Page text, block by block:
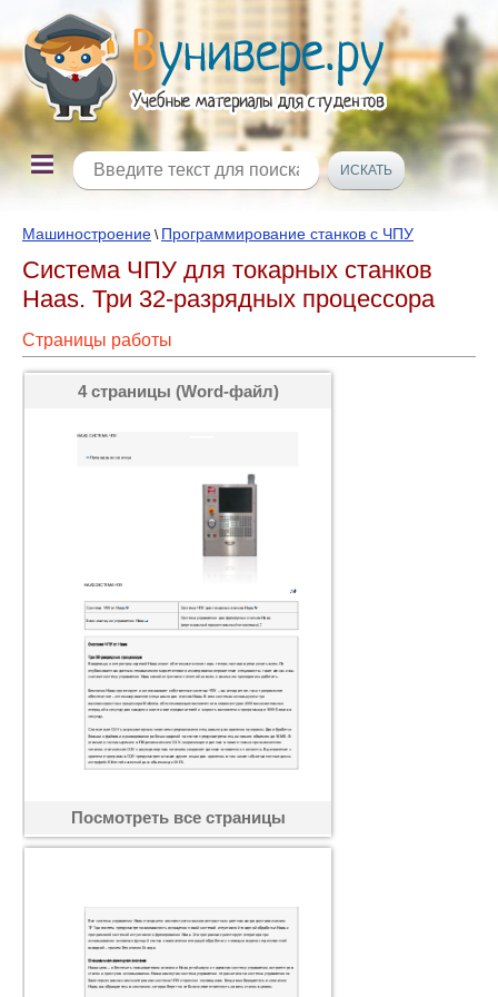
Машиностроение \ Программирование станков с ЧПУ
Система ЧПУ для токарных станков
Haas. Три 32-разрядных процессора
Страницы работы
4 страницы (Word-файл)
Посмотреть все страницы